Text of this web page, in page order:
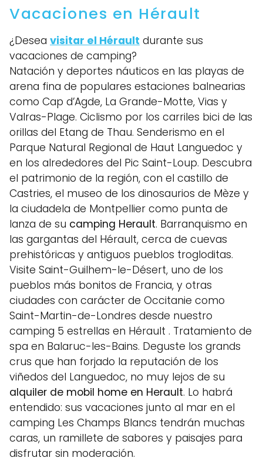
Vacaciones en Hérault
¿Desea visitar el Hérault durante sus
vacaciones de camping?
Natación y deportes náuticos en las playas de
arena fina de populares estaciones balnearias
como Cap d’Agde, La Grande-Motte, Vias y
Valras-Plage. Ciclismo por los carriles bici de las
orillas del Etang de Thau. Senderismo en el
Parque Natural Regional de Haut Languedoc y
en los alrededores del Pic Saint-Loup. Descubra
el patrimonio de la región, con el castillo de
Castries, el museo de los dinosaurios de Mèze y
la ciudadela de Montpellier como punta de
lanza de su camping Herault. Barranquismo en
las gargantas del Hérault, cerca de cuevas
prehistóricas y antiguos pueblos trogloditas.
Visite Saint-Guilhem-le-Désert, uno de los
pueblos más bonitos de Francia, y otras
ciudades con carácter de Occitanie como
Saint-Martin-de-Londres desde nuestro
camping 5 estrellas en Hérault . Tratamiento de
spa en Balaruc-les-Bains. Deguste los grands
crus que han forjado la reputación de los
viñedos del Languedoc, no muy lejos de su
alquiler de mobil home en Herault. Lo habrá
entendido: sus vacaciones junto al mar en el
camping Les Champs Blancs tendrán muchas
caras, un ramillete de sabores y paisajes para
disfrutar sin moderación.